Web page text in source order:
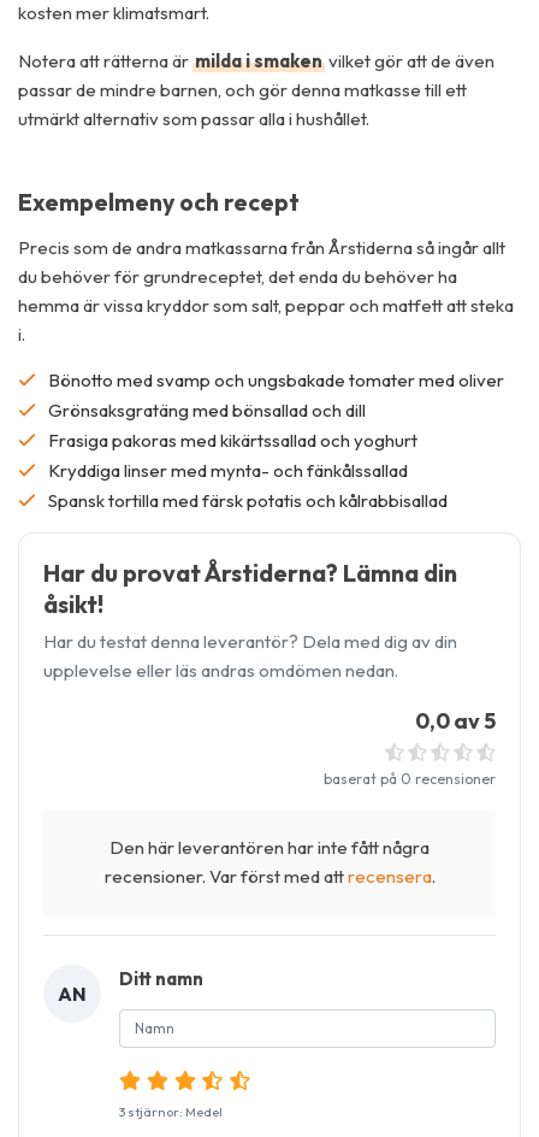
kosten mer klimatsmart.
Notera att rätterna är milda i smaken vilket gör att de även
passar de mindre barnen, och gör denna matkasse till ett
utmärkt alternativ som passar alla i hushållet.
Exempelmeny och recept
Precis som de andra matkassarna från Årstiderna så ingår allt
du behöver för grundreceptet, det enda du behöver ha
hemma är vissa kryddor som salt, peppar och matfett att steka
i.
Bönotto med svamp och ungsbakade tomater med oliver
Grönsaksgratäng med bönsallad och dill
Frasiga pakoras med kikärtssallad och yoghurt
Kryddiga linser med mynta- och fänkålssallad
Spansk tortilla med färsk potatis och kålrabbisallad
Har du provat Årstiderna? Lämna din
åsikt!
Har du testat denna leverantör? Dela med dig av din
upplevelse eller läs andras omdömen nedan.
0,0 av 5
baserat på 0 recensioner
Den här leverantören har inte fått några
recensioner. Var först med attrecensera.
AN
Ditt namn
3 stjärnor: Medel